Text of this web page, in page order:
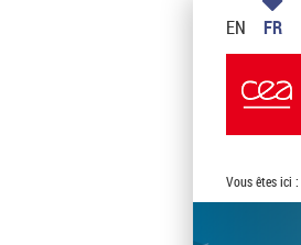
EN FR
Vous êtes ici :